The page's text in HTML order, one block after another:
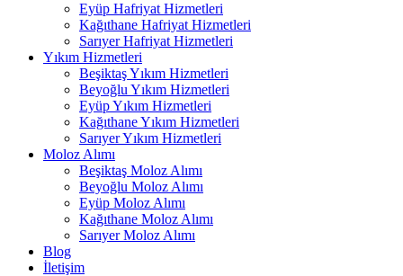
Eyüp Hafriyat Hizmetleri
Kağıthane Hafriyat Hizmetleri
Sarıyer Hafriyat Hizmetleri
Yıkım Hizmetleri
Beşiktaş Yıkım Hizmetleri
Beyoğlu Yıkım Hizmetleri
Eyüp Yıkım Hizmetleri
Kağıthane Yıkım Hizmetleri
Sarıyer Yıkım Hizmetleri
Moloz Alımı
Beşiktaş Moloz Alımı
Beyoğlu Moloz Alımı
Eyüp Moloz Alımı
Kağıthane Moloz Alımı
Sarıyer Moloz Alımı
Blog
İletişim